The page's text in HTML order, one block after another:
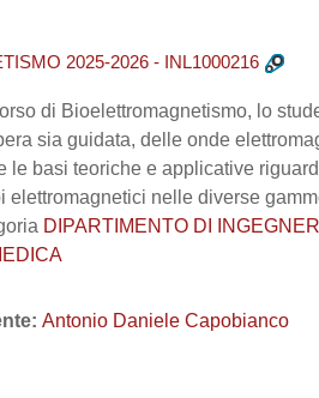
2025-2026 - INL1000216
di Bioelettromagnetismo, lo
sia guidata, delle onde
le basi teoriche e applicative
elettromagnetici nelle diverse
DIPARTIMENTO DI
Antonio Daniele Capobianco